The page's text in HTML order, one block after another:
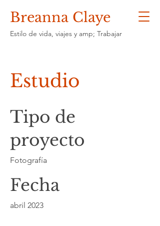
Breanna Claye
Estilo de vida, viajes y amp; Trabajar
Estudio
Tipo de
proyecto
Fotografía
Fecha
abril 2023